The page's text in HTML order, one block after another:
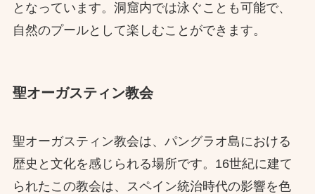
となっています。洞窟内では泳ぐことも可能で、
自然のプールとして楽しむことができます。
聖オーガスティン教会
聖オーガスティン教会は、パングラオ島における
歴史と文化を感じられる場所です。16世紀に建て
られたこの教会は、スペイン統治時代の影響を色